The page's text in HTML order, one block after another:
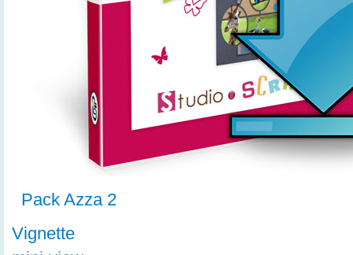
Pack Azza 2
Vignette